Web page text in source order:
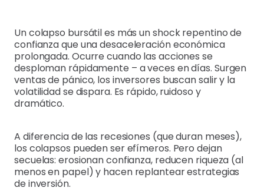
Un colapso bursátil es más un shock repentino de
confianza que una desaceleración económica
prolongada. Ocurre cuando las acciones se
desploman rápidamente – a veces en días. Surgen
ventas de pánico, los inversores buscan salir y la
volatilidad se dispara. Es rápido, ruidoso y
dramático.
A diferencia de las recesiones (que duran meses),
los colapsos pueden ser efímeros. Pero dejan
secuelas: erosionan confianza, reducen riqueza (al
menos en papel) y hacen replantear estrategias
de inversión.